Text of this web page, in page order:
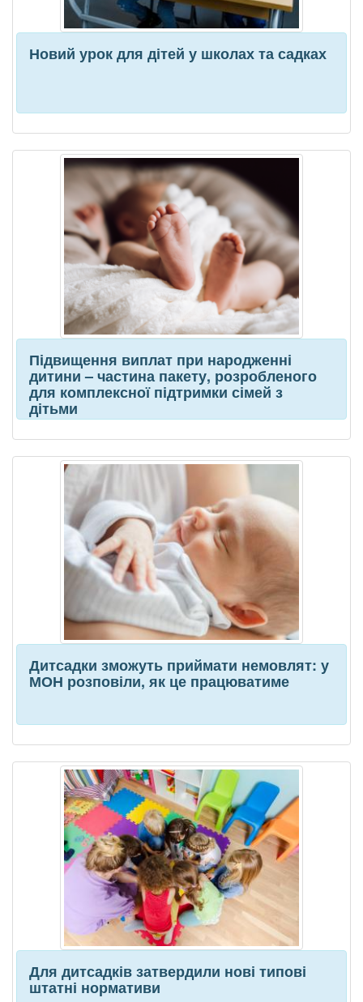
Новий урок для дітей у школах та садках
Підвищення виплат при народженні
дитини – частина пакету, розробленого
для комплексної підтримки сімей з
дітьми
Дитсадки зможуть приймати немовлят: у
МОН розповіли, як це працюватиме
Для дитсадків затвердили нові типові
штатні нормативи